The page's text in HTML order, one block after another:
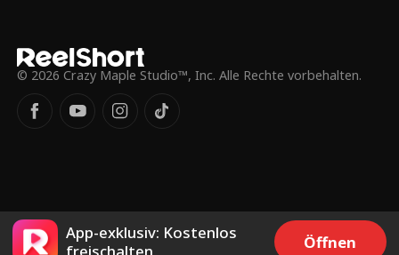
© 2026 Crazy Maple Studio™, Inc. Alle Rechte vorbehalten.
App-exklusiv: Kostenlos
Öffnen